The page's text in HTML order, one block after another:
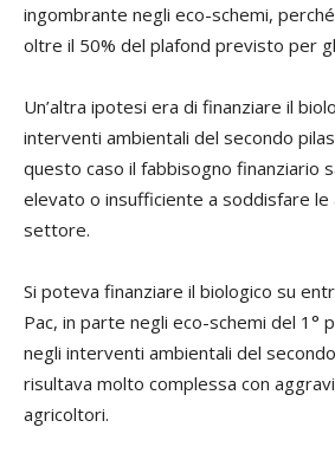
ingombrante negli eco-schemi,
oltre il 50% del plafond previsto per
Un’altra ipotesi era di finanziare il
interventi ambientali del secondo
questo caso il fabbisogno finanziario
elevato o insufficiente a soddisfare
settore.
Si poteva finanziare il biologico su
Pac, in parte negli eco-schemi del 1°
negli interventi ambientali del
risultava molto complessa con
agricoltori.